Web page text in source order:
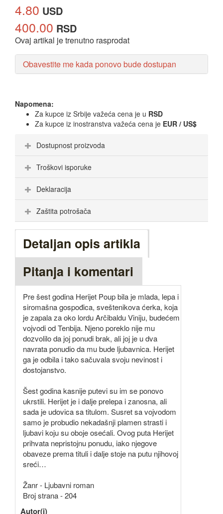
4.80 USD
400.00 RSD
Ovaj artikal je trenutno rasprodat
Obavestite me kada ponovo bude dostupan
Napomena:
Za kupce iz Srbije važeća cena je u RSD
Za kupce iz inostranstva važeća cena je EUR / US$
Dostupnost proizvoda
Troškovi isporuke
Deklaracija
Zaštita potrošača
Detaljan opis artikla
Pitanja i komentari
Pre šest godina Herijet Poup bila je mlada, lepa i
siromašna gospođica, sveštenikova ćerka, koja
je zapala za oko lordu Arčibaldu Viniju, budećem
vojvodi od Tenbija. Njeno poreklo nije mu
dozvolilo da joj ponudi brak, ali joj je u dva
navrata ponudio da mu bude ljubavnica. Herijet
ga je odbila i tako sačuvala svoju nevinost i
dostojanstvo.
Šest godina kasnije putevi su im se ponovo
ukrstili. Herijet je i dalje prelepa i zanosna, ali
sada je udovica sa titulom. Susret sa vojvodom
samo je probudio nekadašnji plamen strasti i
ljubavi koju su oboje osećali. Ovog puta Herijet
prihvata nepristojnu ponudu, iako njegove
obaveze prema tituli i dalje stoje na putu njihovoj
sreći…
Žanr - Ljubavni roman
Broj strana - 204
Autor(i)